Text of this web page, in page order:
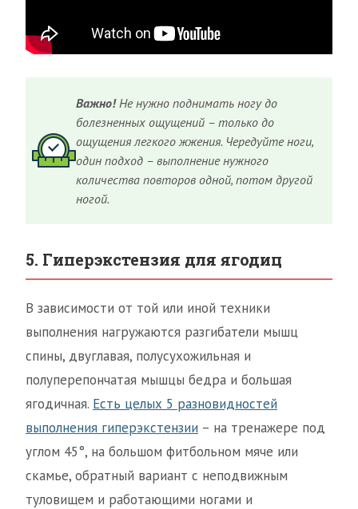
Важно!Не нужно поднимать ногу до
болезненных ощущений – только до
ощущения легкого жжения. Чередуйте ноги,
один подход – выполнение нужного
количества повторов одной, потом другой
ногой.
5. Гиперэкстензия для ягодиц
В зависимости от той или иной техники
выполнения нагружаются разгибатели мышц
спины, двуглавая, полусухожильная и
полуперепончатая мышцы бедра и большая
ягодичная. Есть целых 5 разновидностей
выполнения гиперэкстензии – на тренажере под
углом 45°, на большом фитбольном мяче или
скамье, обратный вариант с неподвижным
туловищем и работающими ногами и